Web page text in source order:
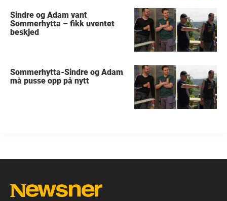
Sindre og Adam vant
Sommerhytta – fikk uventet
beskjed
Sommerhytta-Sindre og Adam
må pusse opp på nytt